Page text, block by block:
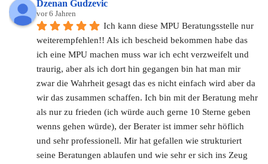
Dzenan Gudzevic
vor 6 Jahren
Ich kann diese MPU Beratungsstelle nur
weiterempfehlen!! Als ich bescheid bekommen habe das
ich eine MPU machen muss war ich echt verzweifelt und
traurig, aber als ich dort hin gegangen bin hat man mir
zwar die Wahrheit gesagt das es nicht einfach wird aber da
wir das zusammen schaffen. Ich bin mit der Beratung mehr
als nur zu frieden (ich würde auch gerne 10 Sterne geben
wenns gehen würde), der Berater ist immer sehr höflich
und sehr professionell. Mir hat gefallen wie strukturiert
seine Beratungen ablaufen und wie sehr er sich ins Zeug